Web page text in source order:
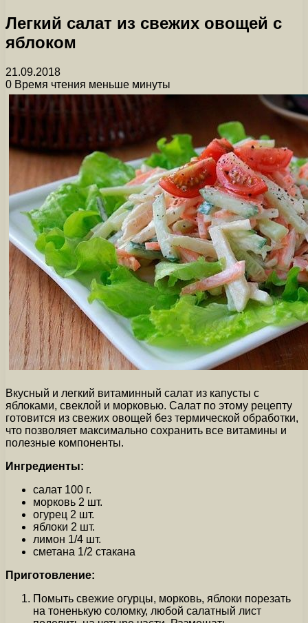
Легкий салат из свежих овощей с
яблоком
21.09.2018
0 Время чтения меньше минуты
Вкусный и легкий витаминный салат из капусты с
яблоками, свеклой и морковью. Салат по этому рецепту
готовится из свежих овощей без термической обработки,
что позволяет максимально сохранить все витамины и
полезные компоненты.
Ингредиенты:
салат 100 г.
морковь 2 шт.
огурец 2 шт.
яблоки 2 шт.
лимон 1/4 шт.
сметана 1/2 стакана
Приготовление:
Помыть свежие огурцы, морковь, яблоки порезать
на тоненькую соломку, любой салатный лист